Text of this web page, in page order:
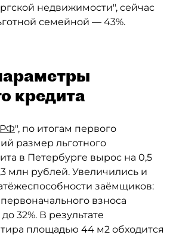
недвижимости", сейчас
семейной — 43%.
кредита
", по итогам первого
размер льготного
в Петербурге вырос на 0,5
млн рублей. Увеличились и
заёмщиков:
взноса
32%. В результате
площадью 44 м2 обходится